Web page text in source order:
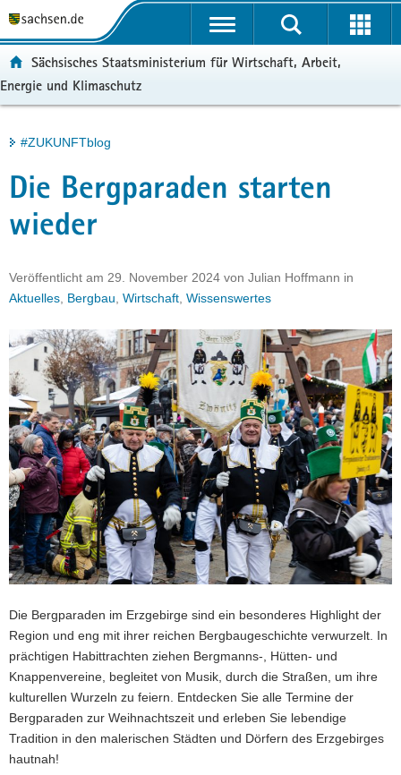
t
a
l
e
r
r
i
f
n
d
e
N
a
v
i
g
a
i
o
n
u
p
t
h
a
t
e
r
v
e
Portalübergreifende
Sächsisches Staatsministerium für Wirtschaft, Arbeit,
Energie und Klimaschutz
Hauptinhalt
#ZUKUNFTblog
Die Bergparaden starten
wieder
Veröffentlicht am 29. November 2024 von Julian Hoffmann in
Aktuelles Bergbau Wirtschaft Wissenswertes
Die Bergparaden im Erzgebirge sind ein besonderes Highlight der
Region und eng mit ihrer reichen Bergbaugeschichte verwurzelt. In
prächtigen Habittrachten ziehen Bergmanns-, Hütten- und
Knappenvereine, begleitet von Musik, durch die Straßen, um ihre
kulturellen Wurzeln zu feiern. Entdecken Sie alle Termine der
Bergparaden zur Weihnachtszeit und erleben Sie lebendige
Tradition in den malerischen Städten und Dörfern des Erzgebirges
hautnah!